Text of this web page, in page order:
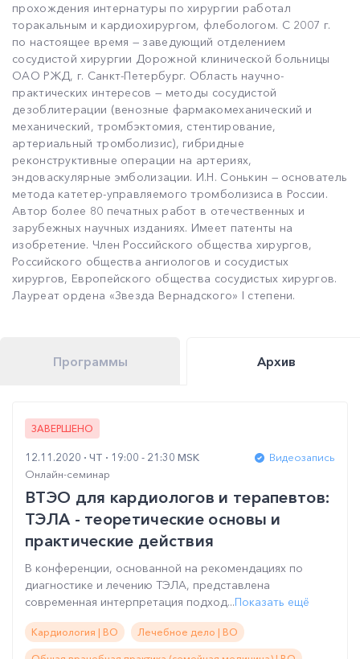
прохождения интернатуры по хирургии работал
торакальным и кардиохирургом, флебологом. С 2007 г.
по настоящее время — заведующий отделением
сосудистой хирургии Дорожной клинической больницы
ОАО РЖД, г. Санкт-Петербург. Область научно-
практических интересов — методы сосудистой
дезоблитерации (венозные фармакомеханический и
механический, тромбэктомия, стентирование,
артериальный тромболизис), гибридные
реконструктивные операции на артериях,
эндоваскулярные эмболизации. И.Н. Сонькин — основатель
метода катетер-управляемого тромболизиса в России.
Автор более 80 печатных работ в отечественных и
зарубежных научных изданиях. Имеет патенты на
изобретение. Член Российского общества хирургов,
Российского общества ангиологов и сосудистых
хирургов, Европейского общества сосудистых хирургов.
Лауреат ордена «Звезда Вернадского» I степени.
Программы Архив
ЗАВЕРШЕНО
12.11.2020 ЧТ 19:00 - 21:30 MSK
Видеозапись
Онлайн-семинар
ВТЭО для кардиологов и терапевтов:
ТЭЛА - теоретические основы и
практические действия
В конференции, основанной на рекомендациях по
диагностике и лечению ТЭЛА, представлена
современная интерпретация подход...Показать ещё
Кардиология | ВО Лечебное дело | ВО